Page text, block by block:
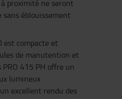
proximité ne seront
sans éblouissement
est compacte et
de manutention et
415 PH offre un
lumineux
excellent rendu des